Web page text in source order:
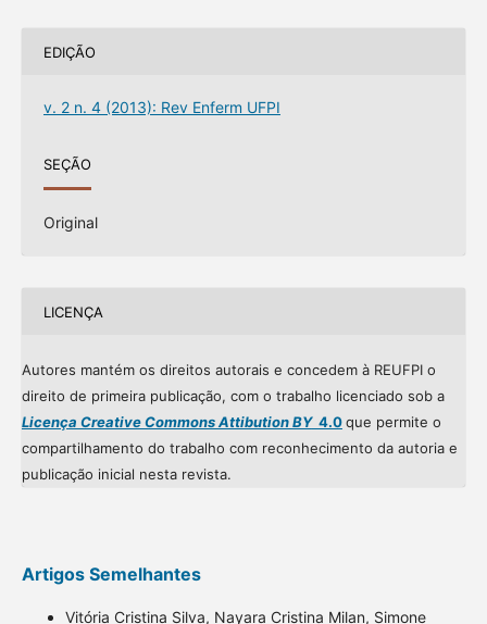
EDIÇÃO
v. 2 n. 4 (2013): Rev Enferm UFPI
SEÇÃO
Original
LICENÇA
Autores mantém os direitos autorais e concedem à REUFPI o
direito de primeira publicação, com o trabalho licenciado sob a
Licença Creative Commons Attibution BY4.0que permite o
compartilhamento do trabalho com reconhecimento da autoria e
publicação inicial nesta revista.
Artigos Semelhantes
Vitória Cristina Silva, Nayara Cristina Milan, Simone